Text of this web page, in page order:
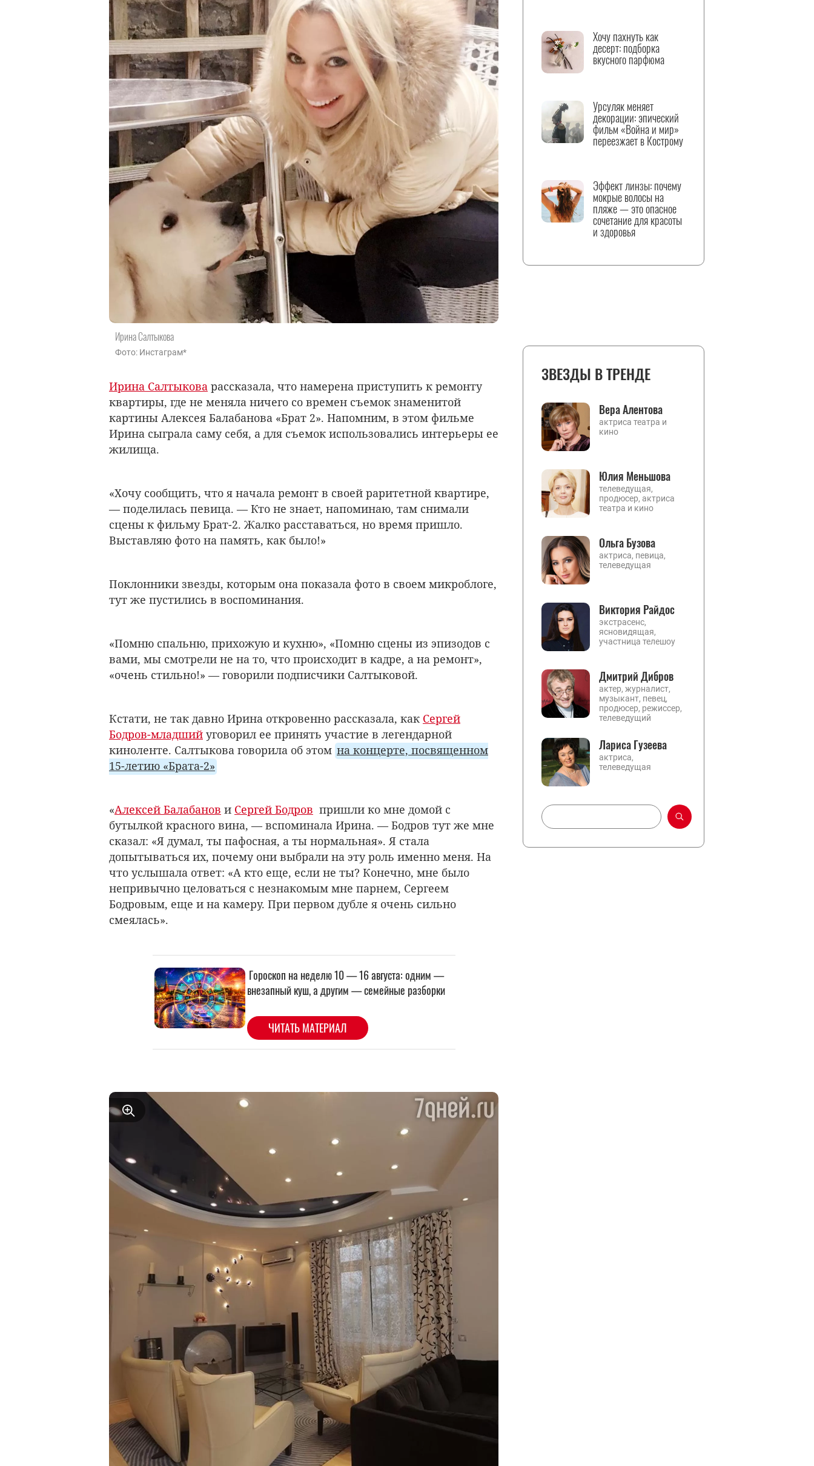
Ирина Салтыкова
Фото: Инстаграм*
Ирина Салтыкова рассказала, что намерена приступить к ремонту
квартиры, где не меняла ничего со времен съемок знаменитой
картины Алексея Балабанова «Брат 2». Напомним, в этом фильме
Ирина сыграла саму себя, а для съемок использовались интерьеры ее
жилища.
«Хочу сообщить, что я начала ремонт в своей раритетной квартире,
— поделилась певица. — Кто не знает, напоминаю, там снимали
сцены к фильму Брат-2. Жалко расставаться, но время пришло.
Выставляю фото на память, как было!»
Поклонники звезды, которым она показала фото в своем микроблоге,
тут же пустились в воспоминания.
«Помню спальню, прихожую и кухню», «Помню сцены из эпизодов с
вами, мы смотрели не на то, что происходит в кадре, а на ремонт»,
«очень стильно!» — говорили подписчики Салтыковой.
Кстати, не так давно Ирина откровенно рассказала, как Сергей
Бодров-младший уговорил ее принять участие в легендарной
киноленте. Салтыкова говорила об этом на концерте, посвященном
15-летию «Брата-2»
«Алексей Балабанов и Сергей Бодров пришли ко мне домой с
бутылкой красного вина, — вспоминала Ирина. — Бодров тут же мне
сказал: «Я думал, ты пафосная, а ты нормальная». Я стала
допытываться их, почему они выбрали на эту роль именно меня. На
что услышала ответ: «А кто еще, если не ты? Конечно, мне было
непривычно целоваться с незнакомым мне парнем, Сергеем
Бодровым, еще и на камеру. При первом дубле я очень сильно
смеялась».
Хочу пахнуть как
десерт: подборка
вкусного парфюма
Урсуляк меняет
декорации: эпический
фильм «Война и мир»
переезжает в Кострому
Эффект линзы: почему
мокрые волосы на
пляже — это опасное
сочетание для красоты
и здоровья
ЗВЕЗДЫ В ТРЕНДЕ
Вера Алентова
актриса театра и
кино
Юлия Меньшова
телеведущая,
продюсер, актриса
театра и кино
Ольга Бузова
актриса, певица,
телеведущая
Виктория Райдос
экстрасенс,
ясновидящая,
участница телешоу
Дмитрий Дибров
актер, журналист,
музыкант, певец,
продюсер, режиссер,
телеведущий
Лариса Гузеева
актриса,
телеведущая